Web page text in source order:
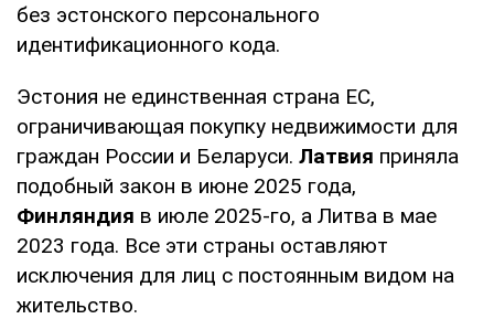
без эстонского персонального
идентификационного кода.
Эстония не единственная страна ЕС,
ограничивающая покупку недвижимости для
граждан России и Беларуси. Латвия приняла
подобный закон в июне 2025 года,
Финляндия в июле 2025-го, а Литва в мае
2023 года. Все эти страны оставляют
исключения для лиц с постоянным видом на
жительство.